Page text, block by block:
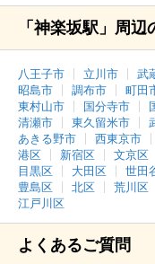
「神楽坂駅」周辺
八王子市 立川市 武
昭島市
調布市 町田
東村山市
国分寺市
清瀬市
東久留米市
あきる野市
西東京市
港区
新宿区 文京区
目黒区
大田区 世田
豊島区
北区 荒川区
江戸川区
よくあるご質問